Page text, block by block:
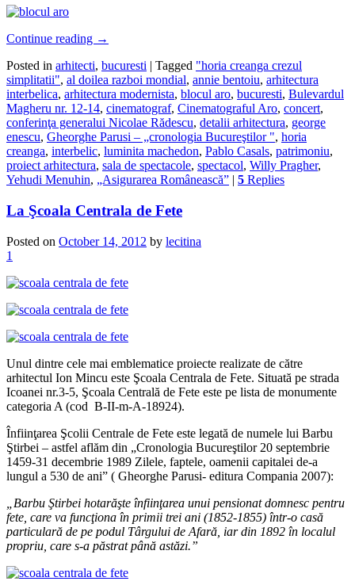
Continue reading →
Posted in arhitecti, bucuresti | Tagged "horia creanga crezul
simplitatii", al doilea razboi mondial, annie bentoiu, arhitectura
interbelica, arhitectura modernista, blocul aro, bucuresti, Bulevardul
Magheru nr. 12-14, cinematograf, Cinematograful Aro, concert,
conferinţa generalui Nicolae Rădescu, detalii arhitectura, george
enescu, Gheorghe Parusi – „cronologia Bucureştilor ", horia
creanga, interbelic, luminita machedon, Pablo Casals, patrimoniu,
proiect arhitectura, sala de spectacole, spectacol, Willy Pragher,
Yehudi Menuhin, „Asigurarea Românească” | 5 Replies
La Şcoala Centrala de Fete
Posted on October 14, 2012 by lecitina
1
Unul dintre cele mai emblematice proiecte realizate de către
arhitectul Ion Mincu este Şcoala Centrala de Fete. Situată pe strada
Icoanei nr.3-5, Şcoala Centrală de Fete este pe lista de monumente
categoria A (cod B-II-m-A-18924).
Înfiinţarea Şcolii Centrale de Fete este legată de numele lui Barbu
Ştirbei – astfel aflăm din „Cronologia Bucureştilor 20 septembrie
1459-31 decembrie 1989 Zilele, faptele, oamenii capitalei de-a
lungul a 530 de ani” ( Gheorghe Parusi- editura Compania 2007):
„Barbu Ştirbei hotarăşte înfiinţarea unui pensionat domnesc pentru
fete, care va funcţiona în primii trei ani (1852-1855) într-o casă
particulară de pe podul Târgului de Afară , iar din 1892 în localul
propriu, care s-a păstrat până astăzi.”